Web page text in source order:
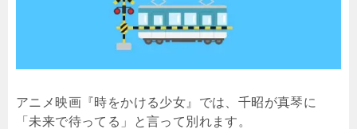
アニメ映画『時をかける少女』では、千昭が真琴に
「未来で待ってる」と言って別れます。